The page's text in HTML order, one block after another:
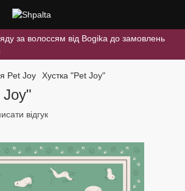
за волоссям від Bogika до замовлень
Pet Joy Хустка "Pet Joy"
Joy"
відгук